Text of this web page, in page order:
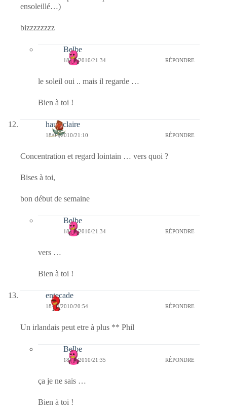
ensoleillé…)
bizzzzzzzz
Belbe
18/04/2010/21:34 RÉPONDRE
le soleil oui .. mais il regarde …
Bien à toi !
hauteclaire
18/04/2010/21:10 RÉPONDRE
Concentration et regard lointain … vers quoi ?
Bises à toi,
bon début de semaine
Belbe
18/04/2010/21:34 RÉPONDRE
vers …
Bien à toi !
entecade
18/04/2010/20:54 RÉPONDRE
Un irlandais peut etre à plus ** Phil
Belbe
18/04/2010/21:35 RÉPONDRE
ça je ne sais …
Bien à toi !